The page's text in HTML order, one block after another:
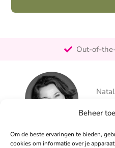
Beheer
Om de beste ervaringen te bieden,
cookies om informatie over je
Out-of-